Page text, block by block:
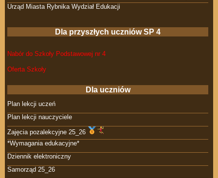
Urząd Miasta Rybnika Wydział Edukacji
Dla przyszłych uczniów SP 4
Nabór do Szkoły Podstawowej nr 4
Oferta Szkoły
Dla uczniów
Plan lekcji uczeń
Plan lekcji nauczyciele
Zajęcia pozalekcyjne 25_26
*Wymagania edukacyjne*
Dziennik elektroniczny
Samorząd 25_26